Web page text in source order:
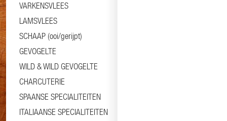
VARKENSVLEES
LAMSVLEES
SCHAAP (ooi/gerijpt)
GEVOGELTE
WILD & WILD GEVOGELTE
CHARCUTERIE
SPAANSE SPECIALITEITEN
ITALIAANSE SPECIALITEITEN